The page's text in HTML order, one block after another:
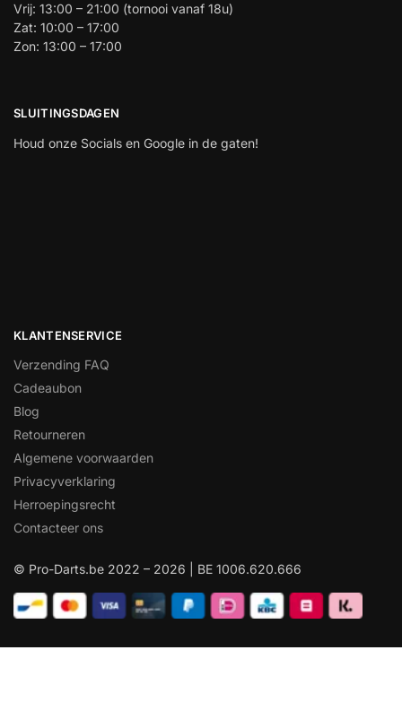
Vrij: 13:00 – 21:00 (tornooi vanaf 18u)
Zat: 10:00 – 17:00
Zon: 13:00 – 17:00
SLUITINGSDAGEN
Houd onze Socials en Google in de gaten!
KLANTENSERVICE
Verzending FAQ
Cadeaubon
Blog
Retourneren
Algemene voorwaarden
Privacyverklaring
Herroepingsrecht
Contacteer ons
© Pro-Darts.be 2022 – 2026 | BE 1006.620.666